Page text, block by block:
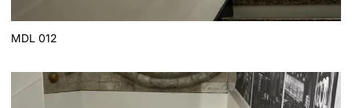
MDL 012